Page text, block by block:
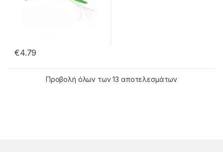
€4.79
Προβολή όλων των 13 αποτελεσμάτων